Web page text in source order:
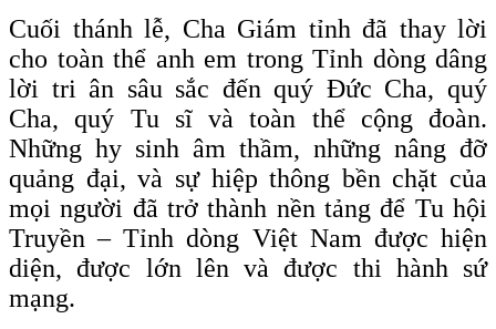
Cuối thánh lễ, Cha Giám tỉnh đã thay lời
cho toàn thể anh em trong Tỉnh dòng dâng
lời tri ân sâu sắc đến quý Đức Cha, quý
Cha, quý Tu sĩ và toàn thể cộng đoàn.
Những hy sinh âm thầm, những nâng đỡ
quảng đại, và sự hiệp thông bền chặt của
mọi người đã trở thành nền tảng để Tu hội
Truyền – Tỉnh dòng Việt Nam được hiện
diện, được lớn lên và được thi hành sứ
mạng.